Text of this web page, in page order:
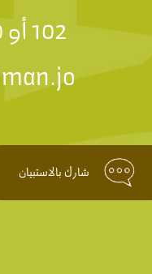
102 أو 117180
شارك بالاستبيان